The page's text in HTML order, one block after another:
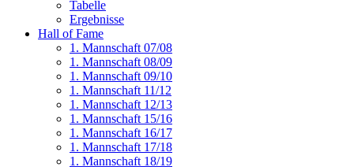
Tabelle
Ergebnisse
Hall of Fame
1. Mannschaft 07/08
1. Mannschaft 08/09
1. Mannschaft 09/10
1. Mannschaft 11/12
1. Mannschaft 12/13
1. Mannschaft 15/16
1. Mannschaft 16/17
1. Mannschaft 17/18
1. Mannschaft 18/19